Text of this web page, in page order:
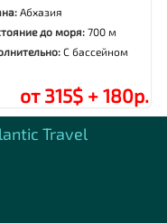
Абхазия
до моря:700 м
С бассейном
от 315$ + 180р.
Travel